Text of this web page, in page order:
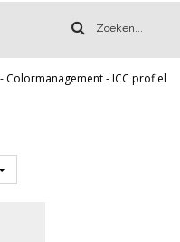
- Colormanagement-ICC profiel